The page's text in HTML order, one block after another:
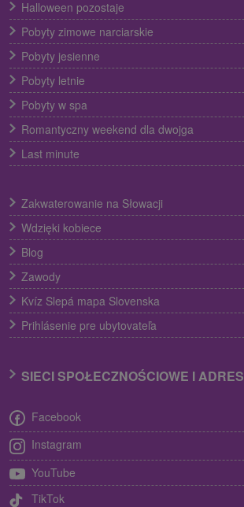
Halloween pozostaje
Pobyty zimowe narciarskie
Pobyty jesienne
Pobyty letnie
Pobyty w spa
Romantyczny weekend dla dwojga
Last minute
Zakwaterowanie na Słowacji
Wdzięki kobiece
Blog
Zawody
Kvíz Slepá mapa Slovenska
Prihlásenie pre ubytovateľa
SIECI SPOŁECZNOŚCIOWE I ADRES
Facebook
Instagram
YouTube
TikTok